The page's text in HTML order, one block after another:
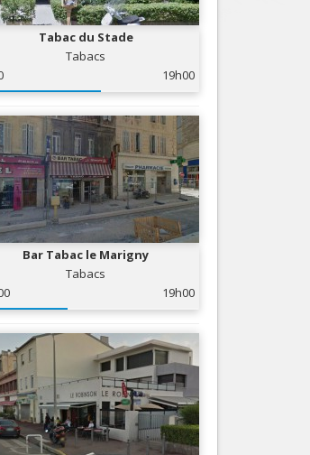
Loisirs
Plages, sports, ...
Services
Tourisme, ...
Tabac du Stade
Tabacs
19h00
Bar Tabac le Marigny
Tabacs
19h00